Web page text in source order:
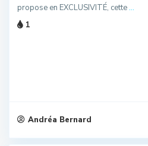
propose en EXCLUSIVITÉ, cette...
1
Andréa Bernard